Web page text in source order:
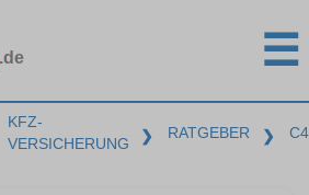
.de ☰
KFZ-
VERSICHERUNG
❯ RATGEBER ❯